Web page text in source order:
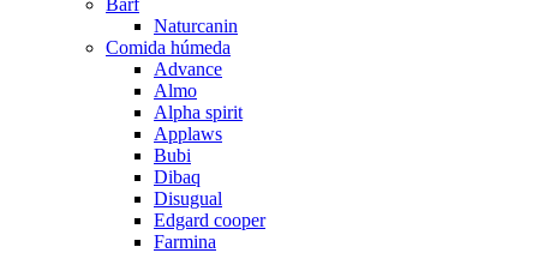
Barf
Naturcanin
Comida húmeda
Advance
Almo
Alpha spirit
Applaws
Bubi
Dibaq
Disugual
Edgard cooper
Farmina